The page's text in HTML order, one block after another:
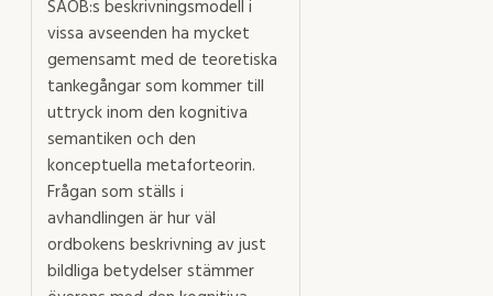
SAOB:s beskrivningsmodell i
vissa avseenden ha mycket
gemensamt med de teoretiska
tankegångar som kommer till
uttryck inom den kognitiva
semantiken och den
konceptuella metaforteorin.
Frågan som ställs i
avhandlingen är hur väl
ordbokens beskrivning av just
bildliga betydelser stämmer